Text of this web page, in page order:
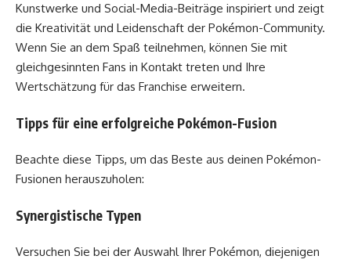
Kunstwerke und Social-Media-Beiträge inspiriert und zeigt
die Kreativität und Leidenschaft der Pokémon-Community.
Wenn Sie an dem Spaß teilnehmen, können Sie mit
gleichgesinnten Fans in Kontakt treten und Ihre
Wertschätzung für das Franchise erweitern.
Tipps für eine erfolgreiche Pokémon-Fusion
Beachte diese Tipps, um das Beste aus deinen Pokémon-
Fusionen herauszuholen:
Synergistische Typen
Versuchen Sie bei der Auswahl Ihrer Pokémon, diejenigen